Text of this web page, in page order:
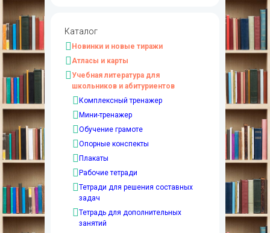
Каталог
Новинки и новые тиражи
Атласы и карты
Учебная литература для
школьников и абитуриентов
Комплексный тренажер
Мини-тренажер
Обучение грамоте
Опорные конспекты
Плакаты
Рабочие тетради
Тетради для решения составных
задач
Тетрадь для дополнительных
занятий